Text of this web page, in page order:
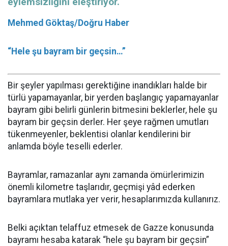
Mehmed Göktaş/Doğru Haber
“Hele şu bayram bir geçsin…”
Bir şeyler yapılması gerektiğine inandıkları halde bir
türlü yapamayanlar, bir yerden başlangıç yapamayanlar
bayram gibi belirli günlerin bitmesini beklerler, hele şu
bayram bir geçsin derler. Her şeye rağmen umutları
tükenmeyenler, beklentisi olanlar kendilerini bir
anlamda böyle teselli ederler.
Bayramlar, ramazanlar aynı zamanda ömürlerimizin
önemli kilometre taşlarıdır, geçmişi yâd ederken
bayramlara mutlaka yer verir, hesaplarımızda kullanırız.
Belki açıktan telaffuz etmesek de Gazze konusunda
bayramı hesaba katarak “hele şu bayram bir geçsin”